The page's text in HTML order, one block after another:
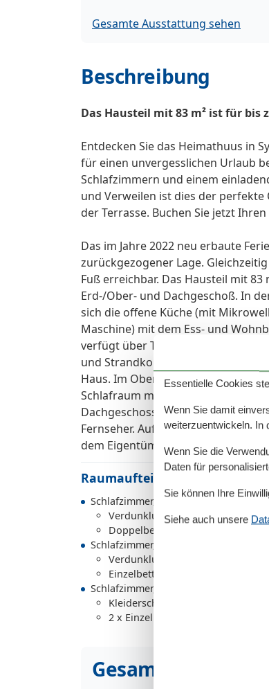
Gesamte Ausstattung sehen
Beschreibung
Das Hausteil mit 83 m² ist für bis
Entdecken Sie das Heimathuus in
für einen unvergesslichen Urlaub
Schlafzimmern und einem
und Verweilen ist dies der perfekte
der Terrasse. Buchen Sie jetzt
Das im Jahre 2022 neu erbaute
zurückgezogener Lage.
Fuß erreichbar. Das Hausteil mit
Erd-/Ober- und Dachgeschoß. In
sich die offene Küche (mit
Maschine) mit dem Ess- und
verfügt über TV, W-Lan, Bose-
und Strandkorb (April-Oktober)
Haus. Im Obergeschoß befindet
Schlafraum mit TV und einem
Dachgeschoss befindet sich ein
Fernseher. Auf Wunsch kann
dem Eigentümer angefragt werden.
Raumaufteilung
Schlafzimmer, 2 Personen
Verdunklungsvorhänge,
Doppelbett (Offenes Fußteil)
Schlafzimmer, 1 Person
Verdunklungsvorhänge,
Einzelbett
Schlafzimmer, 2 Personen
Kleiderschrank
2 x Einzelbett (Offenes Fußteil)
Gesamte
Essentielle Cookies
Wenn Sie damit
weiterzuentwickeln. In
Wenn Sie die
Daten für
Sie können Ihre
Siehe auch unsere